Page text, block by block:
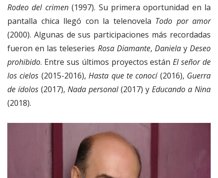
Rodeo del crimen(1997). Su primera oportunidad en la
pantalla chica llegó con la telenovela Todo por amor
(2000). Algunas de sus participaciones más recordadas
fueron en las teleseries Rosa Diamante, Danielay Deseo
prohibido. Entre sus últimos proyectos estánEl señor de
los cielos (2015-2016),Hasta que te conocí(2016), Guerra
de ídolos (2017), Nada personal(2017) y Educando a Nina
(2018).